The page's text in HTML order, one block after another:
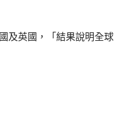
及英國，「結果說明全球